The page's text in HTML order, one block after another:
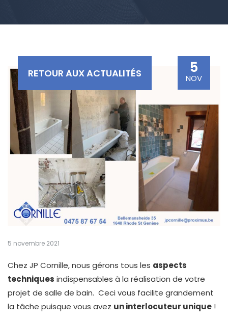
RETOUR AUX ACTUALITÉS 5
NOV
5 novembre 2021
Chez JP Cornille, nous gérons tous les aspects
techniques indispensables à la réalisation de votre
projet de salle de bain. Ceci vous facilite grandement
la tâche puisque vous avez un interlocuteur unique !